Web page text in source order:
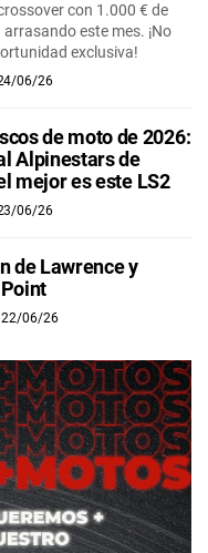
con 1.000 € de
este mes. ¡No
exclusiva!
06/26
de moto de 2026:
Alpinestars de
mejor es este LS2
06/26
de Lawrence y
22/06/26